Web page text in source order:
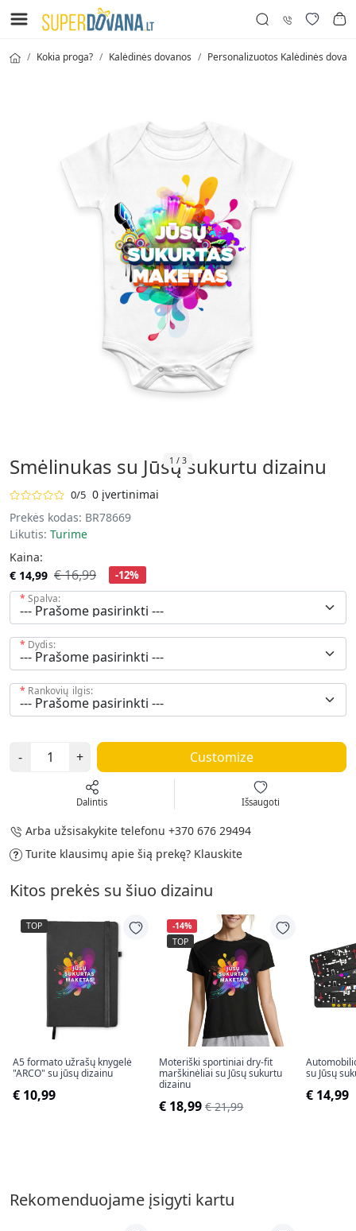
Kokia proga? Kalėdinės dovanos Personalizuotos Kalėdinės
1 / 3
Smėlinukas su Jūsų sukurtu dizainu
0/5 0 įvertinimai
Prekės kodas: BR78669
Likutis: Turime
Kaina:
€ 14,99 € 16,99 -12%
Spalva:
Dydis:
Rankovių ilgis:
- + Customize
Dalintis Išsaugoti
Arba užsisakykite telefonu +370 676 29494
Turite klausimų apie šią prekę? Klauskite
Kitos prekės su šiuo dizainu
TOP
A5 formato užrašų knygelė
"ARCO" su jūsų dizainu
€ 10,99
-14%
TOP
Moteriški sportiniai dry-fit
marškinėliai su Jūsų sukurtu
dizainu
€ 18,99 € 21,99
su Jūsų
€ 14,99
Rekomenduojame įsigyti kartu